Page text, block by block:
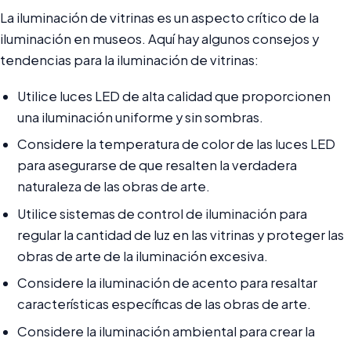
La iluminación de vitrinas es un aspecto crítico de la
iluminación en museos. Aquí hay algunos consejos y
tendencias para la iluminación de vitrinas:
Utilice luces LED de alta calidad que proporcionen
una iluminación uniforme y sin sombras.
Considere la temperatura de color de las luces LED
para asegurarse de que resalten la verdadera
naturaleza de las obras de arte.
Utilice sistemas de control de iluminación para
regular la cantidad de luz en las vitrinas y proteger las
obras de arte de la iluminación excesiva.
Considere la iluminación de acento para resaltar
características específicas de las obras de arte.
Considere la iluminación ambiental para crear la